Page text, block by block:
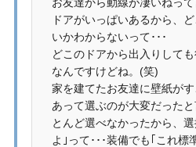
ドアがいっぱいあるから、
いかわからないって･･･
どこのドアから出入りして
なんですけどね。(笑)
家を建てたお友達に壁紙が
あって選ぶのが大変だった
とんど選べなかったから、
よ｣って･･･装備でも｢これ標